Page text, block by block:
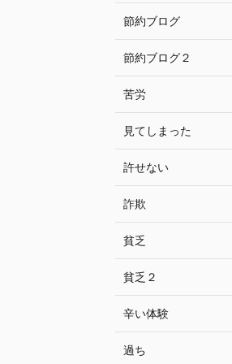
節約ブログ
節約ブログ２
苦労
見てしまった
許せない
詐欺
貧乏
貧乏２
辛い体験
過ち